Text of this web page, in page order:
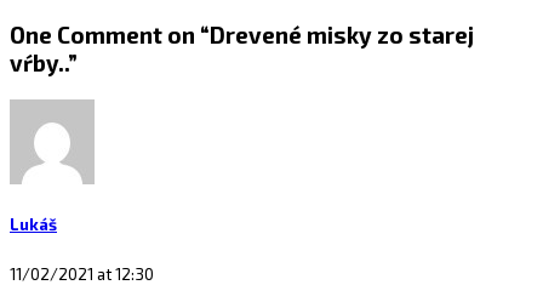
One Comment on “Drevené misky zo starej
vŕby..”
Lukáš
11/02/2021 at 12:30